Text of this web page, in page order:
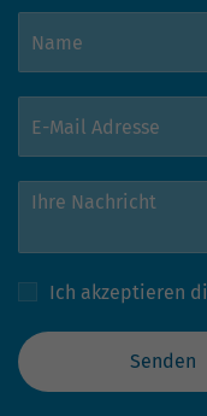
Ich akzeptieren
Senden